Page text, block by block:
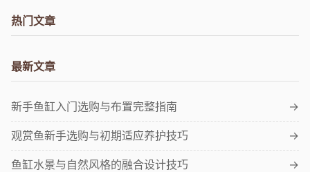
热门文章
最新文章
新手鱼缸入门选购与布置完整指南 →
观赏鱼新手选购与初期适应养护技巧 →
鱼缸水景与自然风格的融合设计技巧 →